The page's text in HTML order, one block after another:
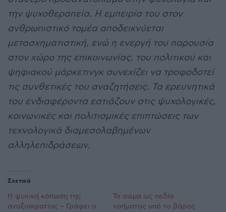
την ψυχοθεραπεία. Η εμπειρία του στον
ανθρωπιστικό τομέα αποδεικνύεται
μετασχηματιστική, ενώ η ενεργή του παρουσία
στον χώρο της επικοινωνίας, του πολιτικού και
ψηφιακού μάρκετινγκ συνεχίζει να τροφοδοτεί
τις συνθετικές του αναζητήσεις. Τα ερευνητικά
του ενδιαφέροντα εστιάζουν στις ψυχολογικές,
κοινωνικές και πολιτισμικές επιπτώσεις των
τεχνολογικά διαμεσολαβημένων
αλληλεπιδράσεων.
Σχετικά
Η ψυχική κόπωση της
αναξιοκρατίας – Γράφει ο
Το σώμα ως πεδίο
νοήματος υπό το βάρος